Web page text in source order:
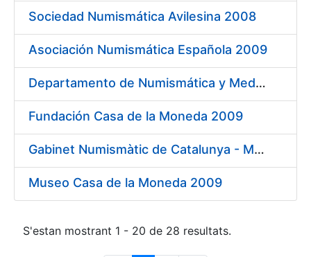
Sociedad Numismática Avilesina 2008
Asociación Numismática Española 2009
Departamento de Numismática y Medallística. Museo Arqueológico Nacional 2009
Fundación Casa de la Moneda 2009
Gabinet Numismàtic de Catalunya - MNAC 2009
Museo Casa de la Moneda 2009
S'estan mostrant 1 - 20 de 28 resultats.